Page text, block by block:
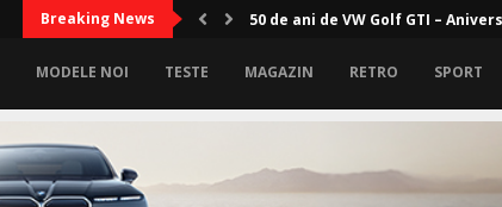
Breaking News A treia generație Mercedes GLA:
MODELE NOI TESTE MAGAZIN RETRO SPORT